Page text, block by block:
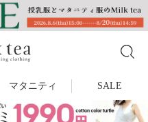
マタニティ SALE